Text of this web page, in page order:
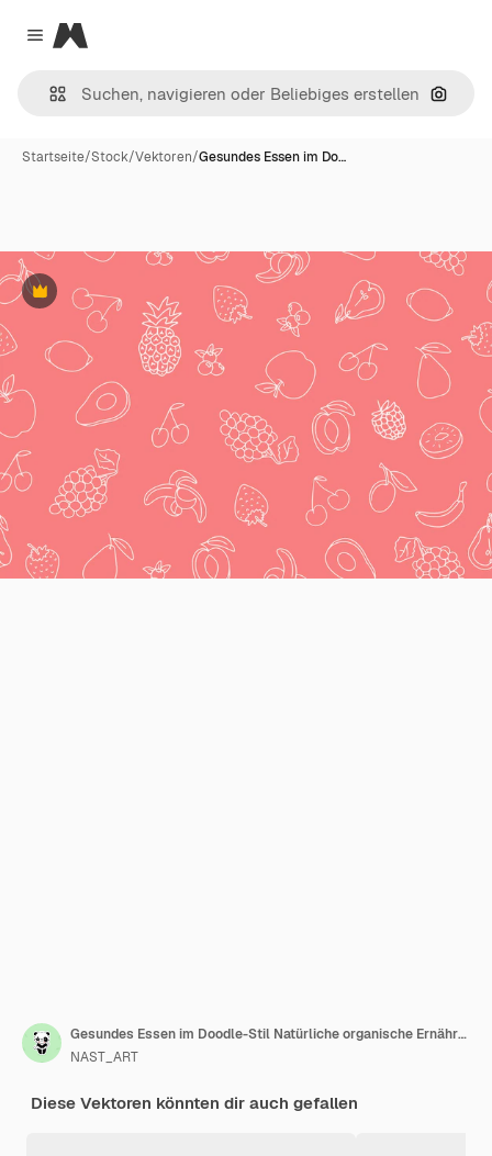
Close menu
Magnific
Nach
Startseite/Stock/Vektoren/Gesundes Essen im Do…
Premium
Gesundes Essen im Doodle-Stil Natürliche organische Ernährung Nahtloses Muster von frischen Vitaminprodukten Früchten und Beeren Vektorillustration Vektor
NAST_ART
Diese Vektoren könnten dir auch gefallen